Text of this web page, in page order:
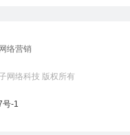
网络营销
网络科技 版权所有
号-1